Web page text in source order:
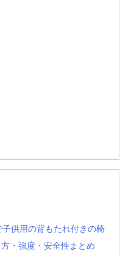
子供用の背もたれ付きの椅
・強度・安全性まとめ